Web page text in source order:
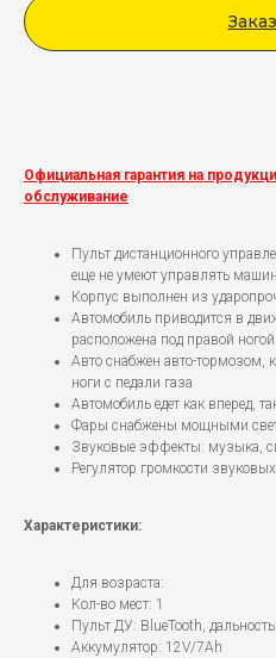
Официальная гарантия на
обслуживание
Пульт дистанционного
еще не умеют управлять
Корпус выполнен из
Автомобиль приводится в
расположена под правой ногой
Авто снабжен авто-тормозом,
ноги с педали газа
Автомобиль едет как вперед,
Фары снабжены мощными
Звуковые эффекты: музыка,
Регулятор громкости
Характеристики:
Для возраста:
Кол-во мест: 1
Пульт ДУ: BlueTooth,
Аккумулятор: 12V/7Ah